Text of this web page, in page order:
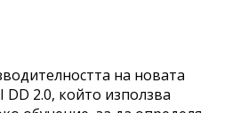
на новата
2.0, който използва